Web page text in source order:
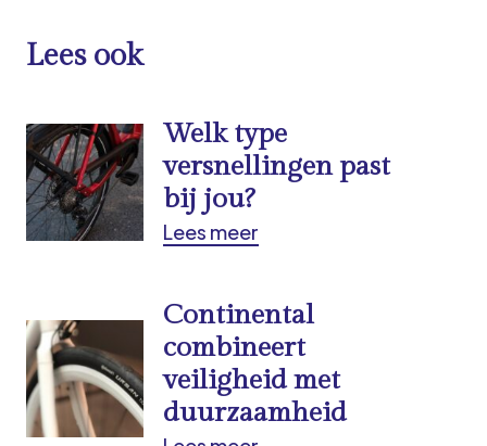
Lees ook
Welk type
versnellingen past
bij jou?
Lees meer
Continental
combineert
veiligheid met
duurzaamheid